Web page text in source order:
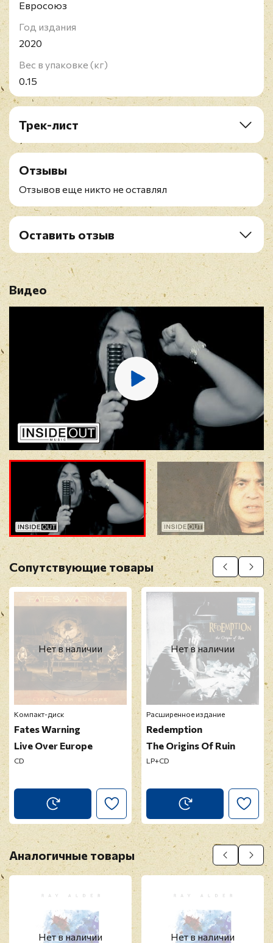
Евросоюз
Год издания
2020
Вес в упаковке (кг)
0.15
Трек-лист
1. Lost
2. Crown Of Thorns
3. Some Days
4. Shine
6. A Beautiful Lie
7. The Road
8. Wait
9. What The Water Wanted
10. The Killing Floor
Отзывы
Отзывов еще никто не оставлял
Оставить отзыв
Имя*
*
Прикрепить фото
Оставить отзыв
Перед публикацией отзывы проходят
модерацию
Видео
Сопутствующие товары
Нет в наличии
Компакт-диск
Fates Warning
Live Over Europe
CD
Нет в наличии
Расширенное издание
Redemption
The Origins Of Ruin
LP+CD
Аналогичные товары
Нет в наличии Нет в наличии